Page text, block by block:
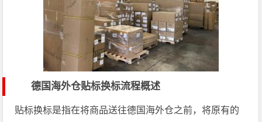
德国海外仓贴标换标流程概述
贴标换标是指在将商品送往德国海外仓之前，将原有的